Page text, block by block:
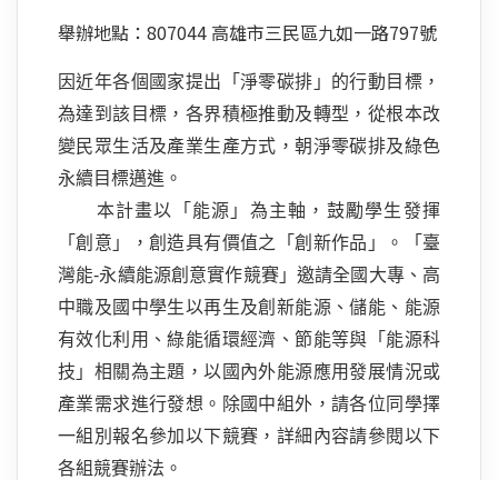
舉辦地點：807044 高雄市三民區九如一路797號
因近年各個國家提出「淨零碳排」的行動目標，
為達到該目標，各界積極推動及轉型，從根本改
變民眾生活及產業生產方式，朝淨零碳排及綠色
永續目標邁進。
本計畫以「能源」為主軸，鼓勵學生發揮
「創意」，創造具有價值之「創新作品」。「臺
灣能-永續能源創意實作競賽」邀請全國大專、高
中職及國中學生以再生及創新能源、儲能、能源
有效化利用、綠能循環經濟、節能等與「能源科
技」相關為主題，以國內外能源應用發展情況或
產業需求進行發想。除國中組外，請各位同學擇
一組別報名參加以下競賽，詳細內容請參閱以下
各組競賽辦法。